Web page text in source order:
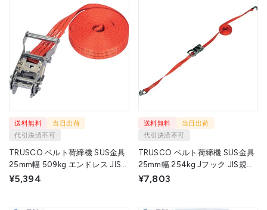
送料無料
当日出荷
代引決済不可
TRUSCO ベルト荷締機 SUS金具
25mm幅 509kg エンドレス JIS
規格相当品 GV25S-500ELS 1台
¥5,394
送料無料
当日出荷
代引決済不可
TRUSCO ベルト荷締機 SUS金具
25mm幅 254kg Jフック JIS規格
相当品 GV25S-250J 1台 ▼702-
¥7,803